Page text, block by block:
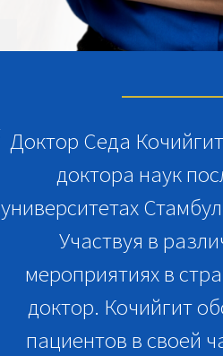
Доктор Седа
доктора наук
университетах
Участвуя в
мероприятиях в
доктор. Кочийгит
пациентов в своей